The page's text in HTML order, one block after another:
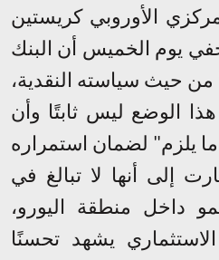
الأوروبي كريستين
يوم الخميس أن البنك
حيث سياسته النقدية،
الوضع ليس ثابتًا وأن
يلزم" لضمان استمراره
إلى أنها لا تبالغ في
داخل منطقة اليورو،
يشهد تحسنًا